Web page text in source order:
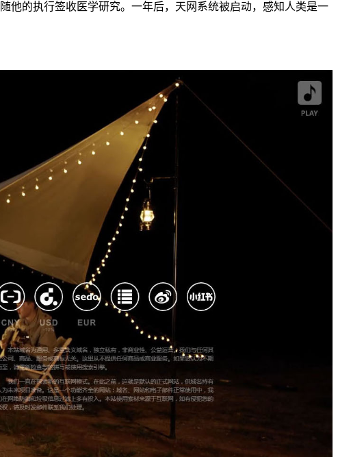
他的执行签收医学研究。一年后，天网系统被启动，感知人类是一